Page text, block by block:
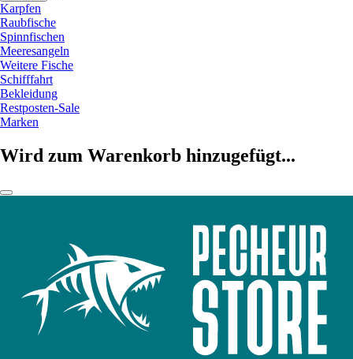
Karpfen
Raubfische
Spinnfischen
Meeresangeln
Weitere Fische
Schifffahrt
Bekleidung
Restposten-Sale
Marken
Wird zum Warenkorb hinzugefügt...